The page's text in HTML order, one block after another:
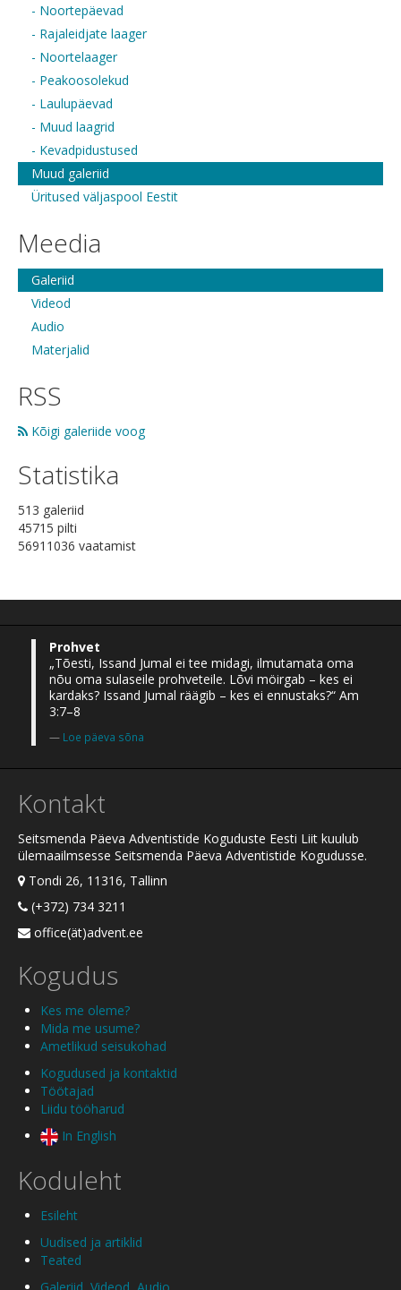
- Noortepäevad
- Rajaleidjate laager
- Noortelaager
- Peakoosolekud
- Laulupäevad
- Muud laagrid
- Kevadpidustused
Muud galeriid
Üritused väljaspool Eestit
Meedia
Galeriid
Videod
Audio
Materjalid
RSS
Kõigi galeriide voog
Statistika
513 galeriid
45715 pilti
56911036 vaatamist
Prohvet
„Tõesti, Issand Jumal ei tee midagi, ilmutamata oma
nõu oma sulaseile prohveteile. Lõvi möirgab – kes ei
kardaks? Issand Jumal räägib – kes ei ennustaks?“ Am
3:7–8
Loe päeva sõna
Kontakt
Seitsmenda Päeva Adventistide Koguduste Eesti Liit kuulub
ülemaailmsesse Seitsmenda Päeva Adventistide Kogudusse.
Tondi 26, 11316, Tallinn
(+372) 734 3211
office(ät)advent.ee
Kogudus
Kes me oleme?
Mida me usume?
Ametlikud seisukohad
Kogudused ja kontaktid
Töötajad
Liidu tööharud
In English
Koduleht
Esileht
Uudised ja artiklid
Teated
Galeriid Videod Audio